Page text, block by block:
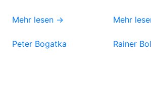
Mehr lesen → Mehr
Peter Bogatka Rainer